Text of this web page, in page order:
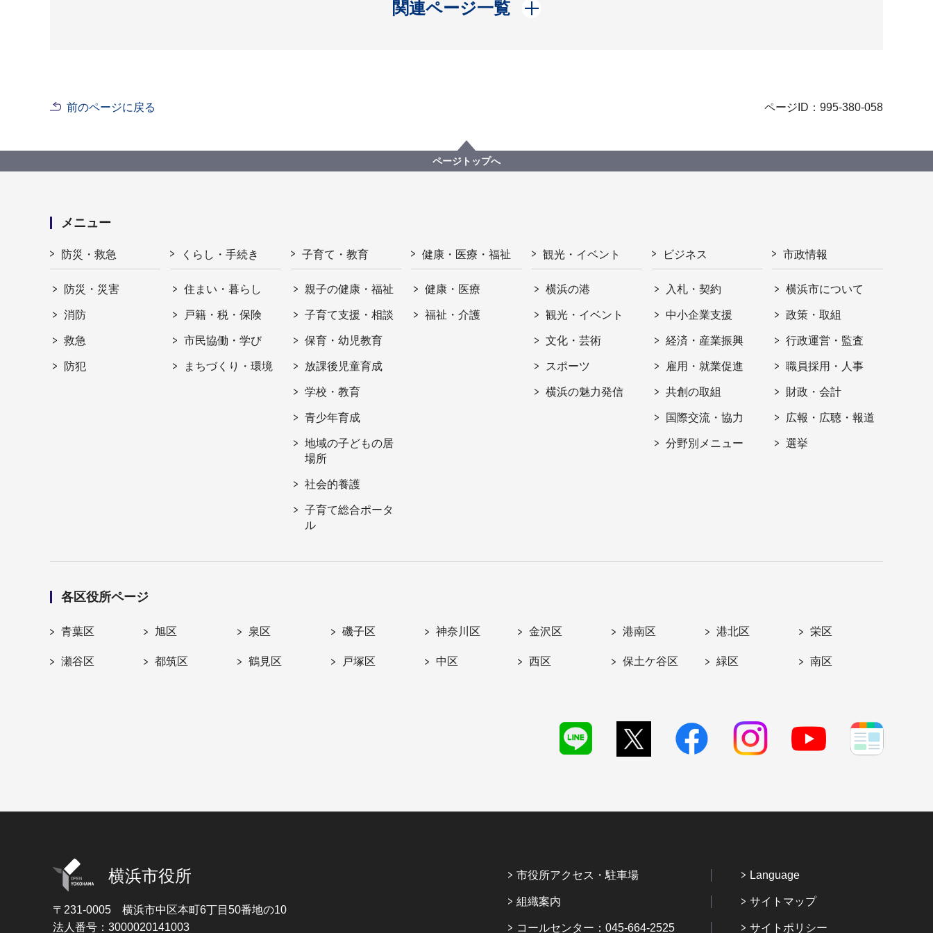
関連ページ一覧
前のページに戻る ページID：995-380-058
ページトップへ
メニュー
防災・救急
防災・災害
消防
救急
防犯
くらし・手続き
住まい・暮らし
戸籍・税・保険
市民協働・学び
まちづくり・環境
子育て・教育
親子の健康・福祉
子育て支援・相談
保育・幼児教育
放課後児童育成
学校・教育
青少年育成
地域の子どもの居
場所
社会的養護
子育て総合ポータ
ル
健康・医療・福祉
健康・医療
福祉・介護
観光・イベント
横浜の港
観光・イベント
文化・芸術
スポーツ
横浜の魅力発信
ビジネス
入札・契約
中小企業支援
経済・産業振興
雇用・就業促進
共創の取組
国際交流・協力
分野別メニュー
市政情報
横浜市について
政策・取組
行政運営・監査
職員採用・人事
財政・会計
広報・広聴・報道
選挙
各区役所ページ
青葉区 旭区 泉区 磯子区 神奈川区 金沢区 港南区 港北区 栄区
瀬谷区 都筑区 鶴見区 戸塚区 中区 西区 保土ケ谷区 緑区 南区
横浜市役所
〒231-0005 横浜市中区本町6丁目50番地の10
法人番号：3000020141003
市役所アクセス・駐車場
組織案内
コールセンター：045-664-2525
Language
サイトマップ
サイトポリシー